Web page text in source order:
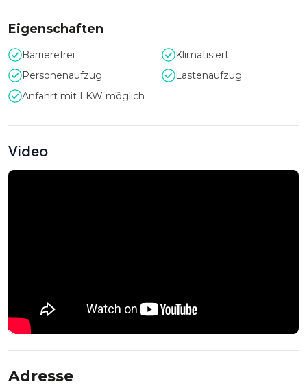
Eigenschaften
Barrierefrei
Klimatisiert
Personenaufzug
Lastenaufzug
Anfahrt mit LKW möglich
Video
Adresse